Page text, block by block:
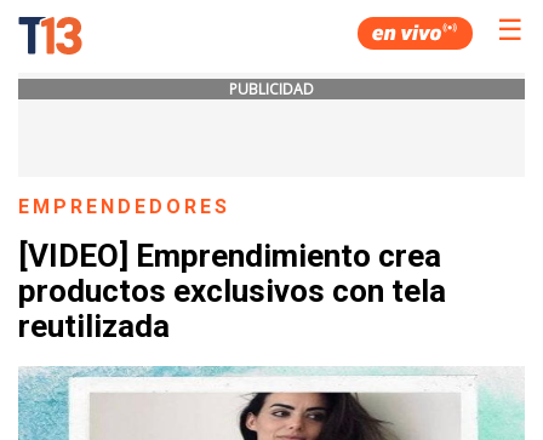
☰
PUBLICIDAD
EMPRENDEDORES
[VIDEO] Emprendimiento crea
productos exclusivos con tela
reutilizada